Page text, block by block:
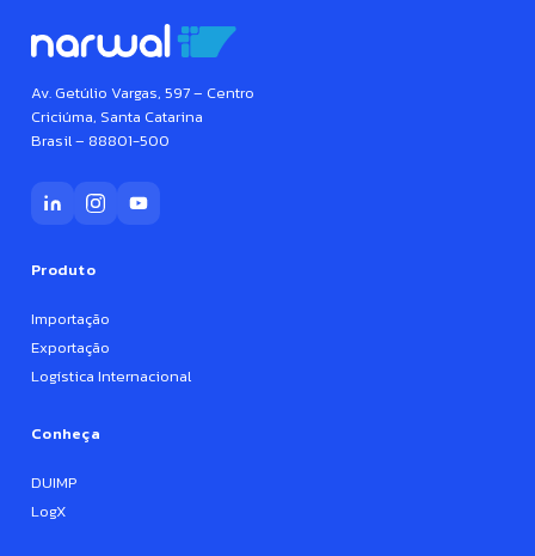
Av. Getúlio Vargas, 597 – Centro
Criciúma, Santa Catarina
Brasil – 88801-500
Produto
Importação
Exportação
Logística Internacional
Conheça
DUIMP
LogX